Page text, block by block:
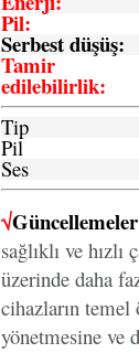
Pil:
Serbest düşüş:
Tamir
edilebilirlik:
Tip
Pil
Ses
√Güncellemeler
sağlıklı ve
üzerinde daha
cihazların temel
yönetmesine ve